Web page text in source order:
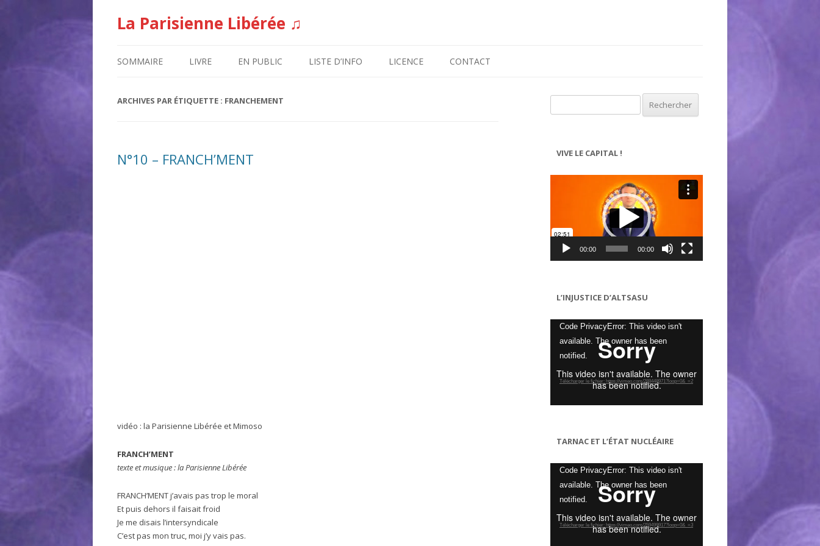
La Parisienne Libérée ♫
SOMMAIRE LIVRE EN PUBLIC LISTE D’INFO LICENCE CONTACT
ARCHIVES PAR ÉTIQUETTE : FRANCHEMENT
N°10 – FRANCH’MENT
vidéo : la Parisienne Libérée et Mimoso
FRANCH’MENT
texte et musique : la Parisienne Libérée
FRANCH’MENT j’avais pas trop le moral
Et puis dehors il faisait froid
Je me disais l’intersyndicale
C’est pas mon truc, moi j’y vais pas.
VIVE LE CAPITAL !
Lecteur
00:00 00:00
L’INJUSTICE D’ALTSASU
Lecteur
vidéo
Code PrivacyError: This video isn't
available. The owner has been
notified.
Télécharger le fichier: https://vimeo.com/288448971?loop=0&_=2
TARNAC ET L’ÉTAT NUCLÉAIRE
Lecteur
vidéo
Code PrivacyError: This video isn't
available. The owner has been
notified.
Télécharger le fichier: https://vimeo.com/259499917?loop=0&_=3